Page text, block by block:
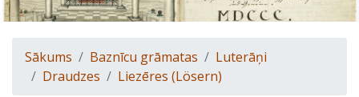
Sākums Baznīcu grāmatas
Luterāņi
Draudzes
Liezēres (Lösern)